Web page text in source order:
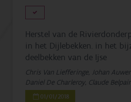
Herstel van de
in het Dijlebekken. in het
deelbekken van de Ijse
Chris Van Liefferinge, Johan
Daniel De Charleroy, Claude
01/01/2018